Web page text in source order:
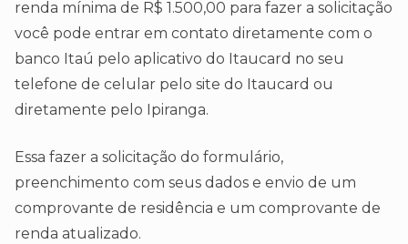
renda mínima de R$ 1.500,00 para fazer a solicitação
você pode entrar em contato diretamente com o
banco Itaú pelo aplicativo do Itaucard no seu
telefone de celular pelo site do Itaucard ou
diretamente pelo Ipiranga.
Essa fazer a solicitação do formulário,
preenchimento com seus dados e envio de um
comprovante de residência e um comprovante de
renda atualizado.